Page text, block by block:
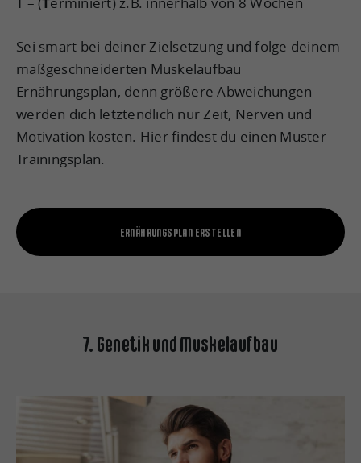
Sei smart bei deiner Zielsetzung und folge deinem
maßgeschneiderten Muskelaufbau
Ernährungsplan, denn größere Abweichungen
werden dich letztendlich nur Zeit, Nerven und
Motivation kosten. Hier findest du einen Muster
Trainingsplan.
ERNÄHRUNGSPLAN ERSTELLEN
7. Genetik und Muskelaufbau